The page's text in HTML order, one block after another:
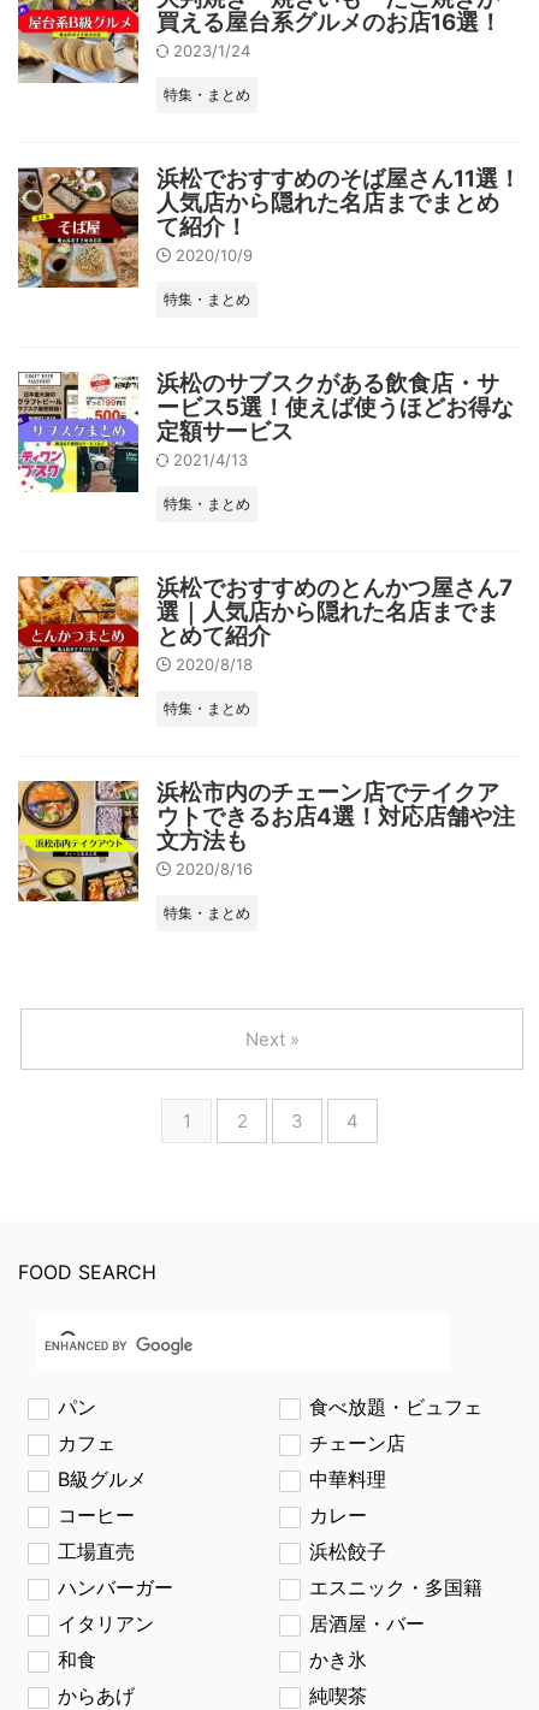
買える屋台系グルメのお店16選！
2023/1/24
特集・まとめ
浜松でおすすめのそば屋さん11選！
人気店から隠れた名店までまとめ
て紹介！
2020/10/9
特集・まとめ
浜松のサブスクがある飲食店・サ
ービス5選！使えば使うほどお得な
定額サービス
2021/4/13
特集・まとめ
浜松でおすすめのとんかつ屋さん7
選｜人気店から隠れた名店までま
とめて紹介
2020/8/18
特集・まとめ
浜松市内のチェーン店でテイクア
ウトできるお店4選！対応店舗や注
文方法も
2020/8/16
特集・まとめ
1 2 3 4
Next »
FOOD SEARCH
パン
食べ放題・ビュフェ
カフェ
チェーン店
B級グルメ
中華料理
コーヒー
カレー
工場直売
浜松餃子
ハンバーガー
エスニック・多国籍
イタリアン
居酒屋・バー
和食
かき氷
からあげ
純喫茶